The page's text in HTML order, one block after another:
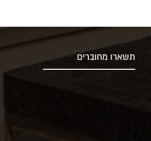
תשארו מחוברים